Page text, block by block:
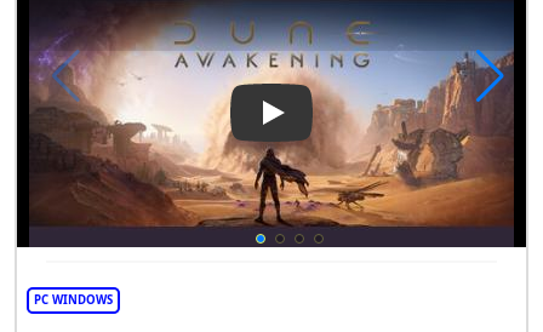
Play Video: Dune: Awakening
PC WINDOWS